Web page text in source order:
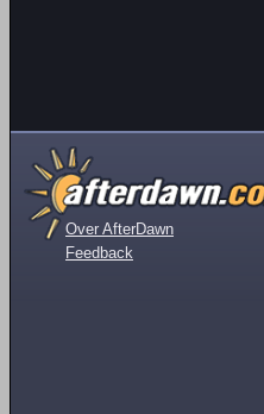
Over AfterDawn
Feedback